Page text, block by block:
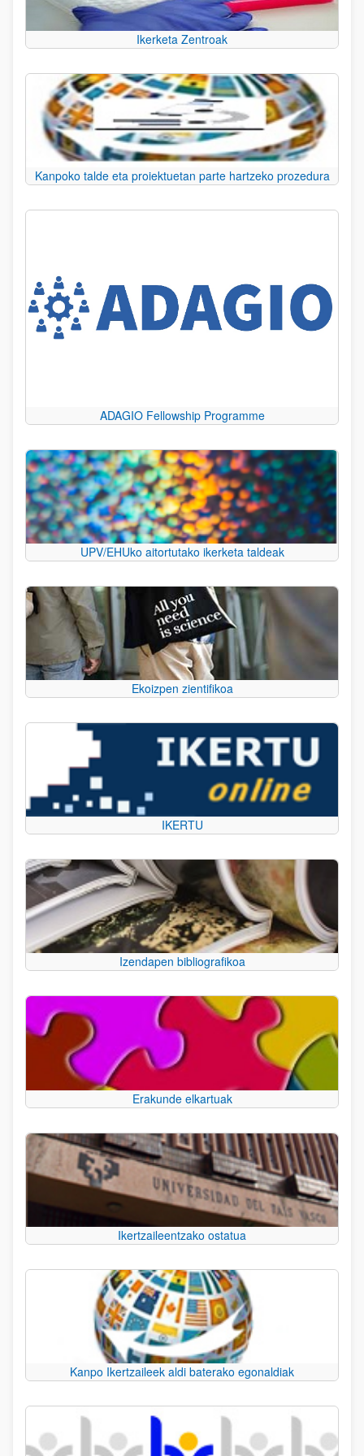
Ikerketa Zentroak
Kanpoko talde eta proiektuetan parte hartzeko prozedura
ADAGIO Fellowship Programme
UPV/EHUko aitortutako ikerketa taldeak
Ekoizpen zientifikoa
IKERTU
Izendapen bibliografikoa
Erakunde elkartuak
Ikertzaileentzako ostatua
Kanpo Ikertzaileek aldi baterako egonaldiak